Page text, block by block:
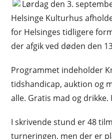
Lørdag den 3.
Helsinge Kulturhus
for Helsinges tidligere
der afgik ved døden den
Programmet indeholder
tidshandicap, auktion og
alle. Gratis mad og drikke.
I skrivende stund er 48
turneringen, men der er